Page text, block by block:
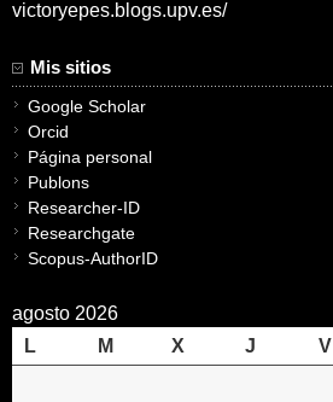
victoryepes.blogs.upv.es/
Mis sitios
Google Scholar
Orcid
Página personal
Publons
Researcher-ID
Researchgate
Scopus-AuthorID
agosto 2026
L
M X J V